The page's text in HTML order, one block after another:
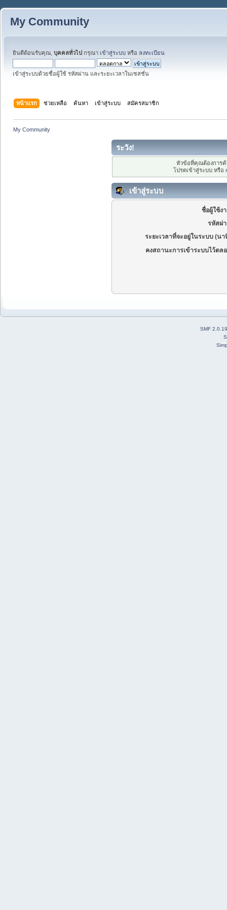
My Community
ยินดีต้อนรับคุณ, บุคคลทั่วไป กรุณา เข้าสู่ระบบ หรือ ลงทะเบียน
เข้าสู่ระบบด้วยชื่อผู้ใช้ รหัสผ่าน และระยะเวลาในเซสชั่น
หน้าแรก ช่วยเหลือ ค้นหา เข้าสู่ระบบ สมัครสมาชิก
My Community
ระวัง!
หัวข้อที่คุณต้องการ
โปรดเข้าสู่ระบบ หรือ
เข้าสู่ระบบ
ชื่อผู้ใช้ง
รหัสผ่
ระยะเวลาที่จะอยู่ในระบบ (นา
คงสถานะการเข้าระบบไว้ตล
SMF 2.0.19